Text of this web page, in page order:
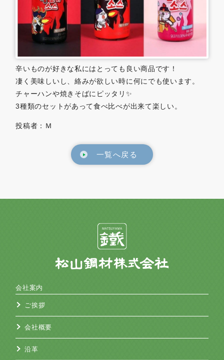
0479-57-3021
電話をかける
Webで
お問い合わせ
辛いものが好きな私にはとっても良い商品です！
凄く美味しいし、絡みが欲しい時に何にでも使います。
チャーハンや焼きそばにピッタリ✨
3種類のセットがあって食べ比べが出来て楽しい。
投稿者：Ｍ
一覧へ戻る
会社案内
ご挨拶
会社概要
沿革